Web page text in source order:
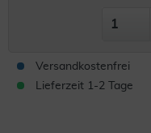
Versandkostenfrei
Lieferzeit 1-2 Tage